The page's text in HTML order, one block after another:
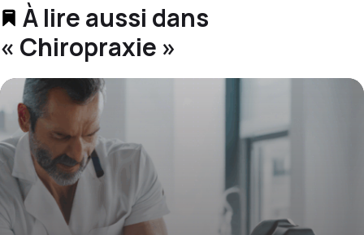
À lire aussi dans
« Chiropraxie »